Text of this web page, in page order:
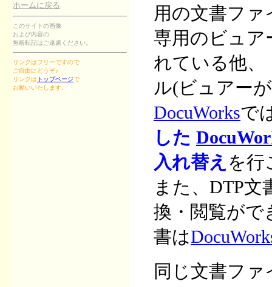
ホームに戻る
このサイトの画像
および内容の
無断転記はご遠慮ください。
リンクはフリーですので
ご自由にどうぞ♪
リンクは トップページで
お願いいたします。
用の文書フ
専用のビュア
れている他、
ル(ビュアー
DocuWorksで
した
入れ替え を行
また、DTP
換・閲覧がで
書は
同じ文書ファ